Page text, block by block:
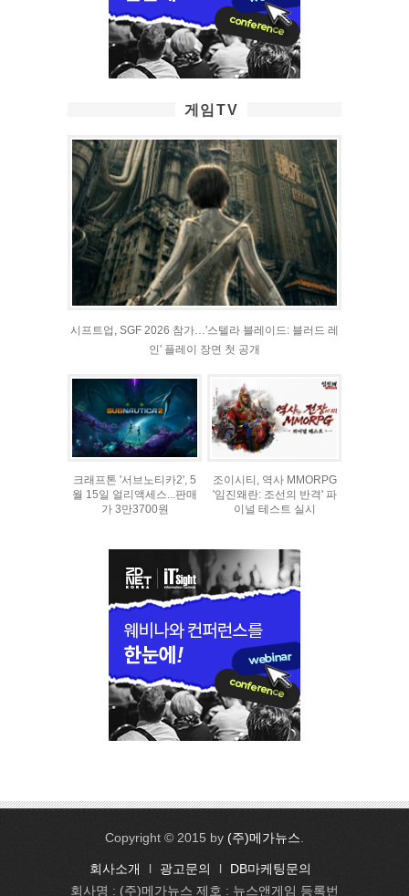
게임TV
시프트업, SGF 2026 참가…'스텔라 블레이드: 블러드 레
인' 플레이 장면 첫 공개
크래프톤 '서브노티카2', 5
월 15일 얼리액세스...판매
가 3만3700원
조이시티, 역사 MMORPG
'임진왜란: 조선의 반격' 파
이널 테스트 실시
Copyright © 2015 by (주)메가뉴스
회사소개 l 광고문의 l
DB마케팅문의
회사명 : (주)메가뉴스 제호 : 뉴스앤게임 등록번